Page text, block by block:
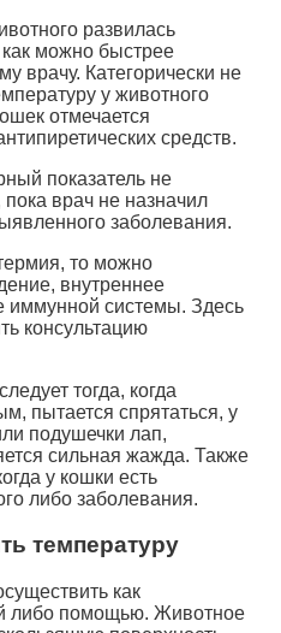
развилась
можно быстрее
врачу. Категорически не
у животного
отмечается
средств.
показатель не
врач не назначил
заболевания.
то можно
внутреннее
иммунной системы. Здесь
консультацию
тогда, когда
пытается спрятаться, у
подушечки лап,
сильная жажда. Также
у кошки есть
либо заболевания.
температуру
как
либо помощью. Животное